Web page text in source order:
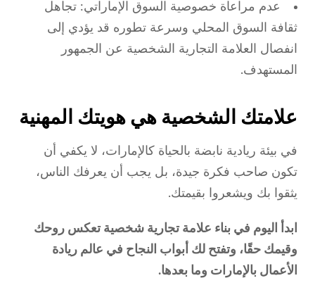
عدم مراعاة خصوصية السوق الإماراتي: تجاهل
ثقافة السوق المحلي وسرعة تطوره قد يؤدي إلى
انفصال العلامة التجارية الشخصية عن الجمهور
المستهدف.
علامتك الشخصية هي هويتك المهنية
في بيئة ريادية نابضة بالحياة كالإمارات، لا يكفي أن
تكون صاحب فكرة جيدة، بل يجب أن يعرفك الناس،
يثقوا بك ويشعروا بقيمتك.
ابدأ اليوم في بناء علامة تجارية شخصية تعكس روحك
وقيمك حقًا، وتفتح لك أبواب النجاح في عالم ريادة
الأعمال بالإمارات وما بعدها.